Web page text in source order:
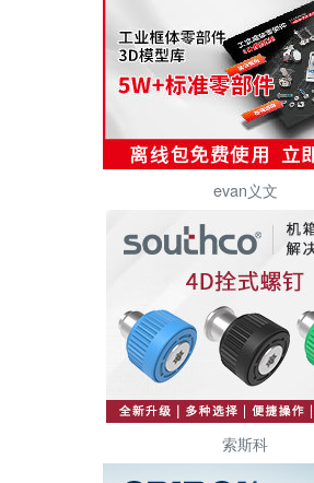
evan义文
索斯科